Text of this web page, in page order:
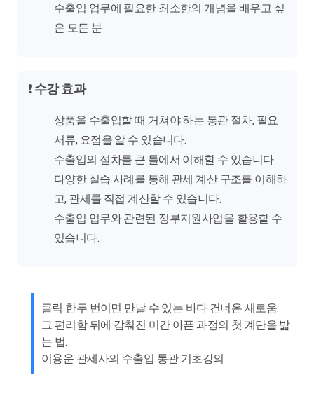
수출입 업무에 필요한 최소한의 개념을 배우고 싶
은 모든 분
❗ 수강 효과
상품을 수출입할 때 거쳐야 하는 통관 절차, 필요
서류, 요점을 알 수 있습니다.
수출입의 절차를 큰 틀에서 이해할 수 있습니다.
다양한 실습 사례를 통해 관세 계산 구조를 이해하
고, 관세를 직접 계산할 수 있습니다.
수출입 업무와 관련된 정부지원사업을 활용할 수
있습니다.
클릭 한두 번이면 만날 수 있는 바다 건너온 새로움.
그 편리함 뒤에 감춰진 미간 아픈 과정의 첫 계단을 밟
는 법.
이용운 관세사의 수출입 통관 기초강의